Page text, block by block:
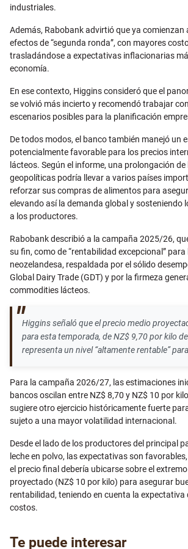
industriales.
Además, Rabobank advirtió que ya comienzan
efectos de “segunda ronda”, con mayores
trasladándose a expectativas inflacionarias
economía.
En ese contexto, Higgins consideró que el
se volvió más incierto y recomendó trabajar
escenarios posibles para la planificación
De todos modos, el banco también manejó un
potencialmente favorable para los precios
lácteos. Según el informe, una prolongación
geopolíticas podría llevar a varios países
reforzar sus compras de alimentos para
elevando así la demanda global y sosteniendo
a los productores.
Rabobank describió a la campaña 2025/26,
su fin, como de “rentabilidad excepcional” para
neozelandesa, respaldada por el sólido
Global Dairy Trade (GDT) y por la firmeza
commodities lácteos.
Higgins señaló que el precio medio
para esta temporada, de NZ$ 9,70 por kilo
representa un nivel “altamente rentable”
Para la campaña 2026/27, las estimaciones
bancos oscilan entre NZ$ 8,70 y NZ$ 10 por
sugiere otro ejercicio históricamente fuerte
sujeto a una mayor volatilidad internacional.
Desde el lado de los productores del principal
leche en polvo, las expectativas son
el precio final debería ubicarse sobre el
proyectado (NZ$ 10 por kilo) para asegurar
rentabilidad, teniendo en cuenta la expectativa
costos.
Te puede interesar